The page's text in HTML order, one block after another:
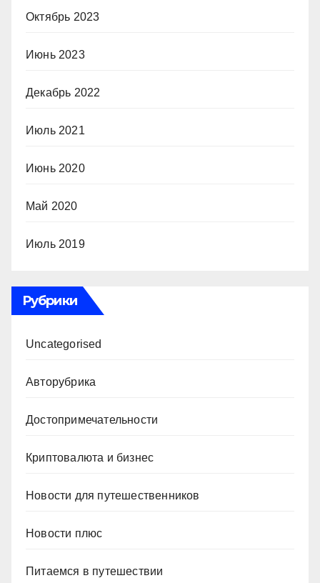
Октябрь 2023
Июнь 2023
Декабрь 2022
Июль 2021
Июнь 2020
Май 2020
Июль 2019
Рубрики
Uncategorised
Авторубрика
Достопримечательности
Криптовалюта и бизнес
Новости для путешественников
Новости плюс
Питаемся в путешествии